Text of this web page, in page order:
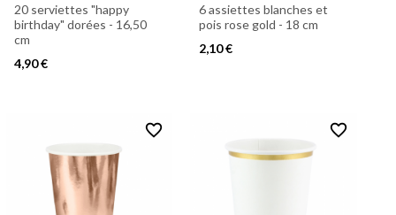
20 serviettes "happy
birthday" dorées - 16,50
cm
4,90 €
6 assiettes blanches et
pois rose gold - 18 cm
2,10 €
favorite_border favorite_border